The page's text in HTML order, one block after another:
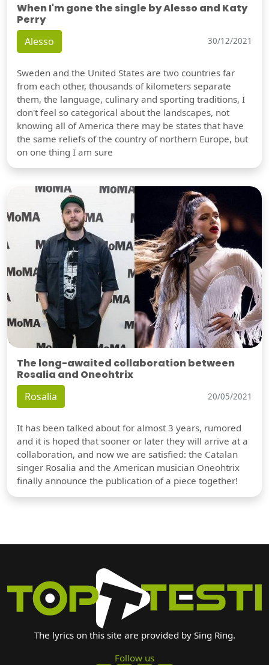
When I'm gone the single by Alesso and Katy
Perry
Alesso 30/12/2021
Sweden and the United States are two countries far
from each other, thousands of kilometers separate
them, the language, culinary and sporting traditions, I
don't feel so categorical about the landscapes, not
knowing all of America there may be states that have
the same reliefs of the country of northern Europe, but
on one thing I am sure
The long-awaited collaboration between
Rosalia and Oneohtrix
Rosalia 20/05/2021
It has been talked about for almost 3 years, rumored
and it is hoped that sooner or later they will arrive at a
collaboration, and now we are satisfied: the Catalan
singer Rosalia and the American musician Oneohtrix
finally announce the publication of a piece together!
The lyrics on this site are provided by Sing Ring.
Follow us